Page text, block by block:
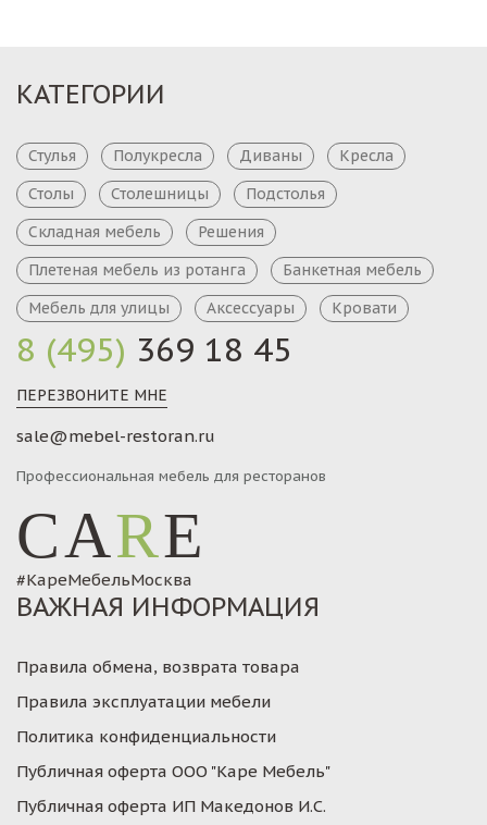
8 (495) 369 18 45
ПЕРЕЗВОНИТЕ МНЕ
sale@mebel-restoran.ru
Профессиональная мебель для ресторанов
CARE
#КареМебельМосква
КАТЕГОРИИ
Стулья Полукресла Диваны
Кресла
Столы
Столешницы
Подстолья
Складная мебель
Решения
Плетеная мебель из ротанга
Банкетная мебель
Мебель для улицы
Аксессуары Кровати
ВАЖНАЯ ИНФОРМАЦИЯ
Правила обмена, возврата товара
Правила эксплуатации мебели
Политика конфиденциальности
Публичная оферта ООО "Каре Мебель"
Публичная оферта ИП Македонов И.С.